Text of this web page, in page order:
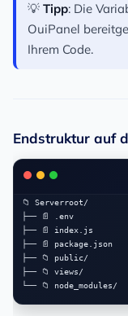
💡 Tipp: Die
OuiPanel
Ihrem Code.
Endstruktur auf
📁 Serverroot/
├── 📄 .env
├── 📄 index.js
├── 📄 package.json
├── 📁 public/
├── 📁 views/